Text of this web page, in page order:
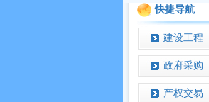
快捷导航
建设工程
政府采购
产权交易